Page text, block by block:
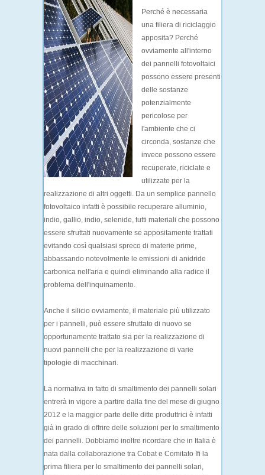
Perché è necessaria
una filiera di riciclaggio
apposita? Perché
ovviamente all'interno
dei pannelli fotovoltaici
possono essere presenti
delle sostanze
potenzialmente
pericolose per
l'ambiente che ci
circonda, sostanze che
invece possono essere
recuperate, riciclate e
utilizzate per la
realizzazione di altri oggetti. Da un semplice pannello
fotovoltaico infatti è possibile recuperare alluminio,
indio, gallio, indio, selenide, tutti materiali che possono
essere sfruttati nuovamente se appositamente trattati
evitando così qualsiasi spreco di materie prime,
abbassando notevolmente le emissioni di anidride
carbonica nell'aria e quindi eliminando alla radice il
problema dell'inquinamento.
Anche il silicio ovviamente, il materiale più utilizzato
per i pannelli, può essere sfruttato di nuovo se
opportunamente trattato sia per la realizzazione di
nuovi pannelli che per la realizzazione di varie
tipologie di macchinari.
La normativa in fatto di smaltimento dei pannelli solari
entrerà in vigore a partire dalla fine del mese di giugno
2012 e la maggior parte delle ditte produttrici è infatti
già in grado di offrire delle soluzioni per lo smaltimento
dei pannelli. Dobbiamo inoltre ricordare che in Italia è
nata dalla collaborazione tra Cobat e Comitato Ifi la
prima filiera per lo smaltimento dei pannelli solari,